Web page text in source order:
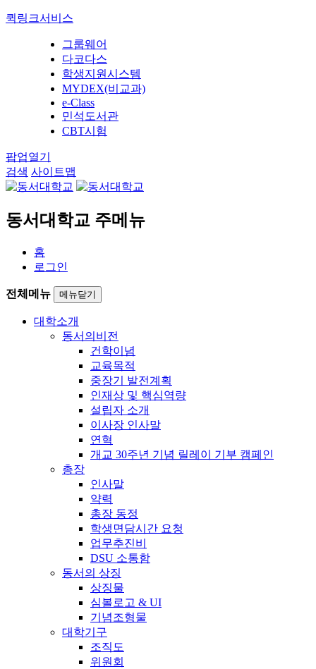
퀵링크서비스
그룹웨어
다코다스
학생지원시스템
MYDEX(비교과)
e-Class
민석도서관
CBT시험
팝업열기
검색 사이트맵
동서대학교 주메뉴
홈
로그인
전체메뉴 메뉴닫기
대학소개
동서의비전
건학이념
교육목적
중장기 발전계획
인재상 및 핵심역량
설립자 소개
이사장 인사말
연혁
개교 30주년 기념 릴레이 기부 캠페인
총장
인사말
약력
총장 동정
학생면담시간 요청
업무추진비
DSU 소통함
동서의 상징
상징물
심볼로고 & UI
기념조형물
대학기구
조직도
위원회